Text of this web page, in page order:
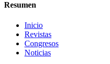
Resumen
Inicio
Revistas
Congresos
Noticias